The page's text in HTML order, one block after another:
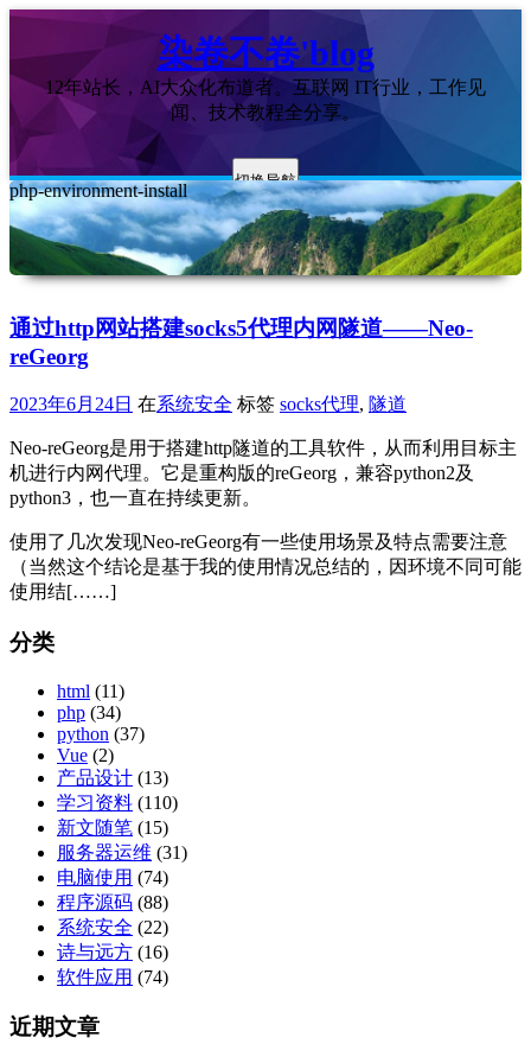
染卷不卷'blog
12年站长，AI大众化布道者。互联网 IT行业，工作见
闻、技术教程全分享。
切换导航
php-environment-install
通过http网站搭建socks5代理内网隧道——Neo-
reGeorg
2023年6月24日 在系统安全 标签 socks代理, 隧道
Neo-reGeorg是用于搭建http隧道的工具软件，从而利用目标主
机进行内网代理。它是重构版的reGeorg，兼容python2及
python3，也一直在持续更新。
使用了几次发现Neo-reGeorg有一些使用场景及特点需要注意
（当然这个结论是基于我的使用情况总结的，因环境不同可能
使用结[……]
分类
html (11)
php (34)
python (37)
Vue (2)
产品设计 (13)
学习资料 (110)
新文随笔 (15)
服务器运维 (31)
电脑使用 (74)
程序源码 (88)
系统安全 (22)
诗与远方 (16)
软件应用 (74)
近期文章